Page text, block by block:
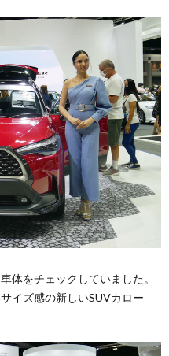
体をチェックしていました。
イズ感の新しいSUVカロー